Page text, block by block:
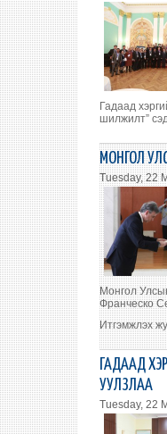
Гадаад
шилжилт”
МОНГОЛ
Tuesday, 22
Монгол
Франческо
Итгэмжлэх
ГАДААД
УУЛЗЛАА
Tuesday, 22